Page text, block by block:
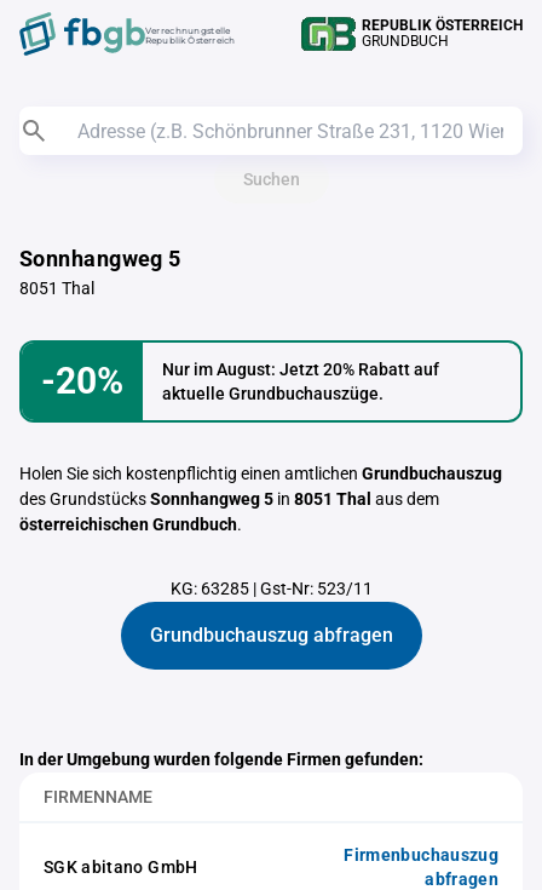
Verrechnungstelle
Republik Österreich
REPUBLIK ÖSTERREICH
GRUNDBUCH
Suchen
Sonnhangweg 5
8051 Thal
-20%
Nur im August: Jetzt 20% Rabatt auf
aktuelle Grundbuchauszüge.
Holen Sie sich kostenpflichtig einen amtlichen Grundbuchauszug
des GrundstücksSonnhangweg 5 in 8051 Thal aus dem
österreichischen Grundbuch.
KG: 63285|Gst-Nr: 523/11
Grundbuchauszug abfragen
In der Umgebung wurden folgende Firmen gefunden:
FIRMENNAME
SGK abitano GmbH
Firmenbuchauszug
abfragen